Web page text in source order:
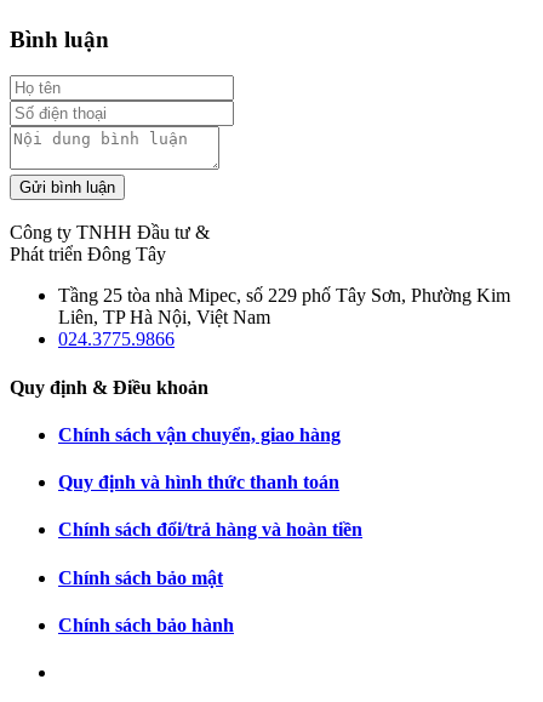
Bình luận
Gửi bình luận
Công ty TNHH Đầu tư &
Phát triển Đông Tây
Tầng 25 tòa nhà Mipec, số 229 phố Tây Sơn, Phường Kim
Liên, TP Hà Nội, Việt Nam
024.3775.9866
Quy định & Điều khoản
Chính sách vận chuyển, giao hàng
Quy định và hình thức thanh toán
Chính sách đổi/trả hàng và hoàn tiền
Chính sách bảo mật
Chính sách bảo hành